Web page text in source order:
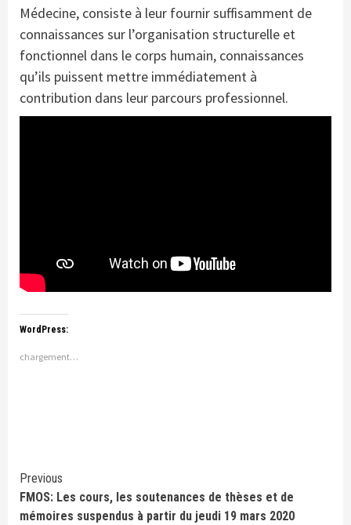
Médecine, consiste à leur fournir suffisamment de
connaissances sur l’organisation structurelle et
fonctionnel dans le corps humain, connaissances
qu’ils puissent mettre immédiatement à
contribution dans leur parcours professionnel.
WordPress:
chargement…
Continue
Reading
Previous
FMOS: Les cours, les soutenances de thèses et de
mémoires suspendus à partir du jeudi 19 mars 2020